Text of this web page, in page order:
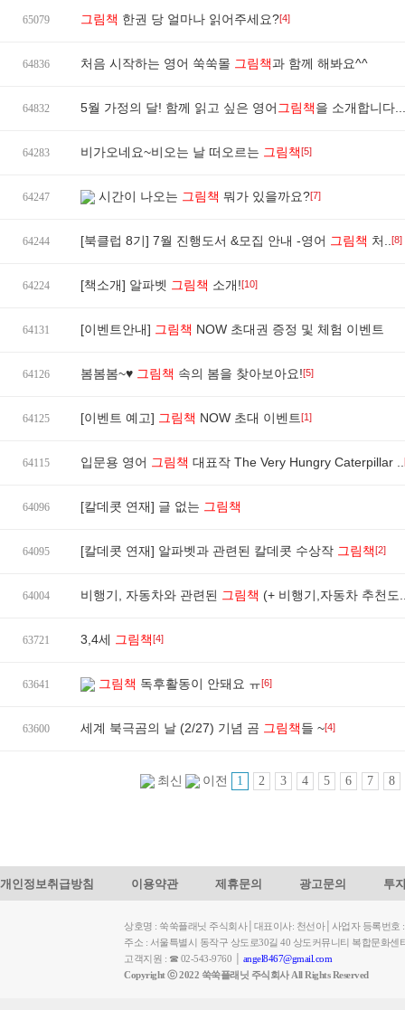
65079 그림책 한권 당 얼마나 읽어주세요?[4]
64836 처음 시작하는 영어 쑥쑥몰 그림책과 함께 해봐요^^
64832 5월 가정의 달! 함께 읽고 싶은 영어 그림책을 소개합니다...
64283 비가오네요~비오는 날 떠오르는 그림책[5]
64247 시간이 나오는 그림책 뭐가 있을까요?[7]
64244 [북클럽 8기] 7월 진행도서 &모집 안내 -영어 그림책 처.. [8]
64224 [책소개] 알파벳 그림책 소개![10]
64131 [이벤트안내] 그림책 NOW 초대권 증정 및 체험 이벤트
64126 봄봄봄~♥ 그림책 속의 봄을 찾아보아요![5]
64125 [이벤트 예고] 그림책 NOW 초대 이벤트[1]
64115 입문용 영어 그림책 대표작 The Very Hungry Caterpillar ..
64096 [칼데콧 연재] 글 없는 그림책
64095 [칼데콧 연재] 알파벳과 관련된 칼데콧 수상작 그림책[2]
64004 비행기, 자동차와 관련된 그림책 (+ 비행기,자동차 추천도
63721 3,4세 그림책[4]
63641 그림책 독후활동이 안돼요 ㅠ[6]
63600 세계 북극곰의 날 (2/27) 기념 곰 그림책들 ~[4]
최신 이전 1 2 3 4 5 6 7 8
개인정보취급방침 이용약관 제휴문의 광고문의 투
상호명 : 쑥쑥플래닛 주식회사│대표이사: 천선아│사업자 등록번호
주소 : 서울특별시 동작구 상도로30길 40 상도커뮤니티 복합문화
고객지원 : ☎ 02-543-9760 │ angel8467@gmail.com
Copyright ⓒ 2022 쑥쑥플래닛 주식회사 All Rights Reserved